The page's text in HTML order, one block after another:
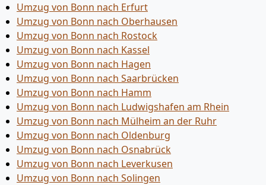
Umzug von Bonn nach Erfurt
Umzug von Bonn nach Oberhausen
Umzug von Bonn nach Rostock
Umzug von Bonn nach Kassel
Umzug von Bonn nach Hagen
Umzug von Bonn nach Saarbrücken
Umzug von Bonn nach Hamm
Umzug von Bonn nach Ludwigshafen am Rhein
Umzug von Bonn nach Mülheim an der Ruhr
Umzug von Bonn nach Oldenburg
Umzug von Bonn nach Osnabrück
Umzug von Bonn nach Leverkusen
Umzug von Bonn nach Solingen